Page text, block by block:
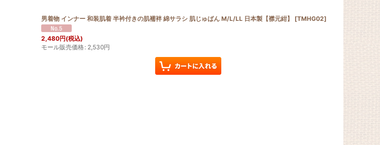
男着物 インナー 和装肌着 半衿付きの肌襦袢 綿サラシ 肌じゅばん M/L/LL 日本製【襟元紺】 [TMHG02]
2,480円(税込)
モール販売価格: 2,530円